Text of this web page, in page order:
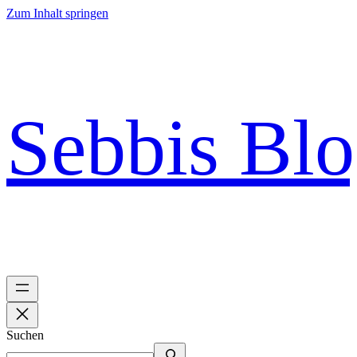
Zum Inhalt springen
Sebbis
Suchen